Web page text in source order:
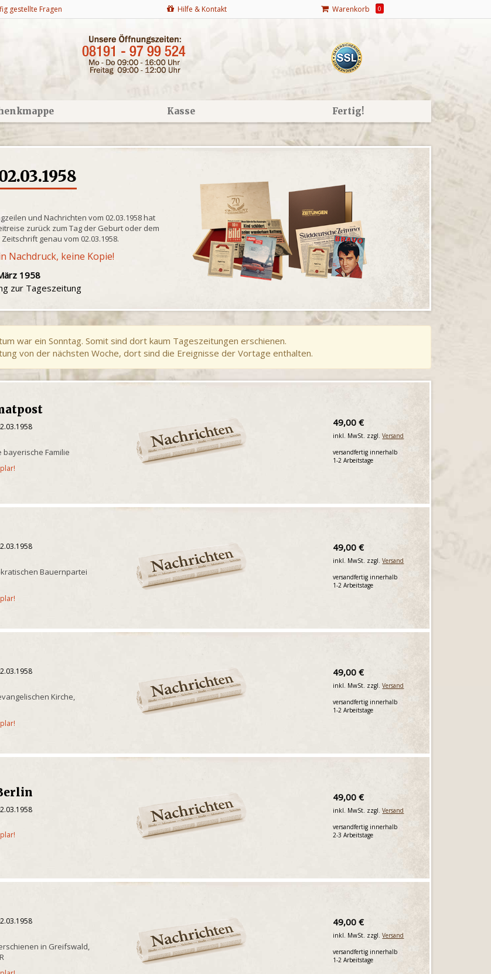
gestellte Fragen Hilfe & Kontakt Warenkorb 0
Kasse Fertig!
und Nachrichten vom 02.03.1958 hat
zurück zum Tag der Geburt oder dem
genau vom 02.03.1958.
Nachdruck, keine Kopie!
1958
zur Tageszeitung
war ein Sonntag. Somit sind dort kaum Tageszeitungen erschienen.
von der nächsten Woche, dort sind die Ereignisse der Vortage enthalten.
Familie
49,00 €
inkl. MwSt. zzgl.Versand
versandfertig innerhalb
1-2 Arbeitstage
Bauernpartei
49,00 €
inkl. MwSt. zzgl.Versand
versandfertig innerhalb
1-2 Arbeitstage
Kirche,
49,00 €
inkl. MwSt. zzgl.Versand
versandfertig innerhalb
1-2 Arbeitstage
49,00 €
inkl. MwSt. zzgl.Versand
versandfertig innerhalb
2-3 Arbeitstage
in Greifswald,
49,00 €
inkl. MwSt. zzgl.Versand
versandfertig innerhalb
1-2 Arbeitstage